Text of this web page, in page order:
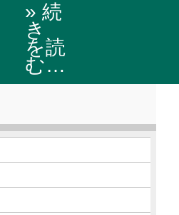
» 続
き
を読
む…